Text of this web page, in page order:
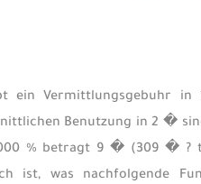
ein Vermittlungsgebuhr
Benutzung in 2 �
% betragt 9 � (309 � ?
ist, was nachfolgende